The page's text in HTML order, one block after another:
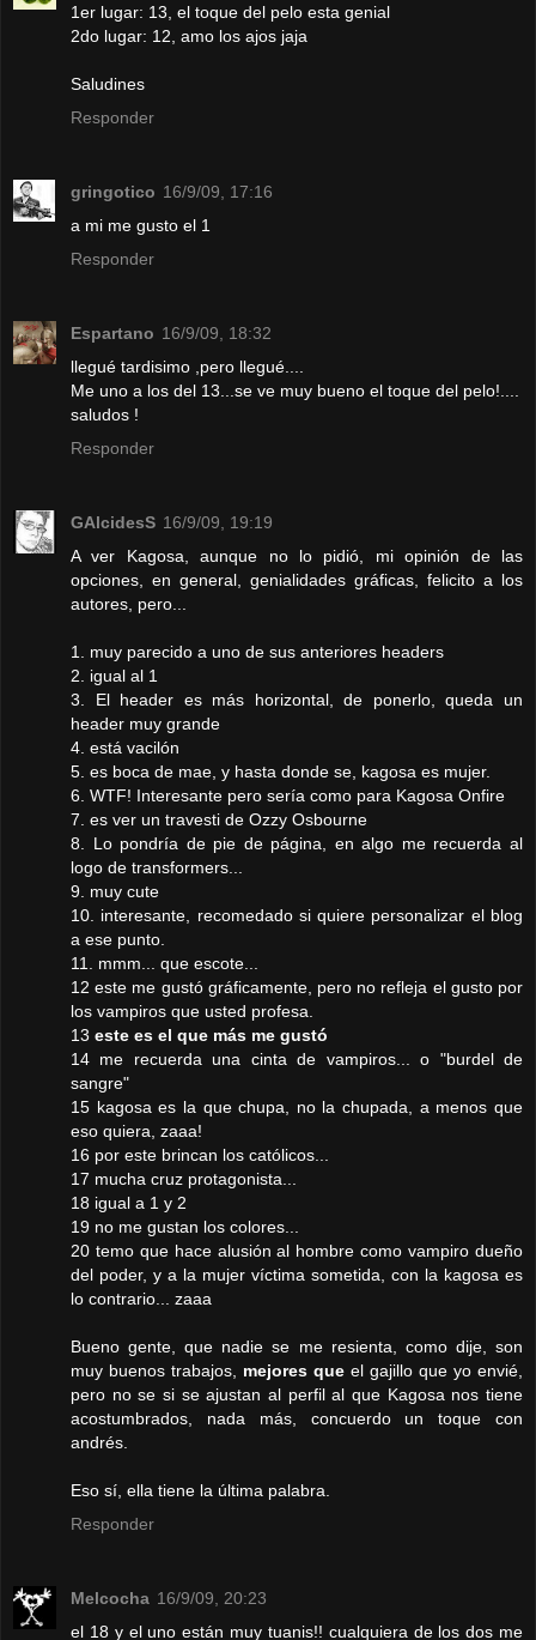
1er lugar: 13, el toque del pelo esta genial
2do lugar: 12, amo los ajos jaja
Saludines
Responder
gringotico 16/9/09, 17:16
a mi me gusto el 1
Responder
Espartano 16/9/09, 18:32
llegué tardisimo ,pero llegué....
Me uno a los del 13...se ve muy bueno el toque del pelo!....
saludos !
Responder
GAlcidesS 16/9/09, 19:19
A ver Kagosa, aunque no lo pidió, mi opinión de las
opciones, en general, genialidades gráficas, felicito a los
autores, pero...
1. muy parecido a uno de sus anteriores headers
2. igual al 1
3. El header es más horizontal, de ponerlo, queda un
header muy grande
4. está vacilón
5. es boca de mae, y hasta donde se, kagosa es mujer.
6. WTF! Interesante pero sería como para Kagosa Onfire
7. es ver un travesti de Ozzy Osbourne
8. Lo pondría de pie de página, en algo me recuerda al
logo de transformers...
9. muy cute
10. interesante, recomedado si quiere personalizar el blog
a ese punto.
11. mmm... que escote...
12 este me gustó gráficamente, pero no refleja el gusto por
los vampiros que usted profesa.
13 este es el que más me gustó
14 me recuerda una cinta de vampiros... o "burdel de
sangre"
15 kagosa es la que chupa, no la chupada, a menos que
eso quiera, zaaa!
16 por este brincan los católicos...
17 mucha cruz protagonista...
18 igual a 1 y 2
19 no me gustan los colores...
20 temo que hace alusión al hombre como vampiro dueño
del poder, y a la mujer víctima sometida, con la kagosa es
lo contrario... zaaa
Bueno gente, que nadie se me resienta, como dije, son
muy buenos trabajos, mejores que el gajillo que yo envié,
pero no se si se ajustan al perfil al que Kagosa nos tiene
acostumbrados, nada más, concuerdo un toque con
andrés.
Eso sí, ella tiene la última palabra.
Responder
Melcocha 16/9/09, 20:23
el 18 y el uno están muy tuanis!! cualquiera de los dos me